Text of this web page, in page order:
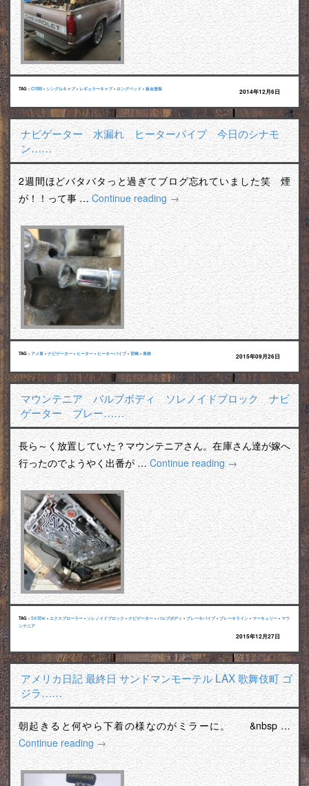
TAG : C1500 • シングルキャブ• レギュラーキャブ• ロングベッド • 板金塗装 2014年12月6日
ナビゲーター 水漏れ ヒーターパイプ 今日のシナモ
ン……
2週間ほどバタバタっと過ぎてブログ忘れていました笑 煙
が！！って事 …Continue reading→
TAG : アメ車 • ナビゲーター • ヒーター • ヒーターパイプ• 宮崎 • 車検 2015年09月26日
マウンテニア バルブボディ ソレノイドブロック ナビ
ゲーター ブレー……
長ら～く放置していた？マウンテニアさん。在庫さん達が嫁へ
行ったのでようやく出番が …Continue reading→
TAG : 5Ｒ55Ｗ • エクスプローラー • ソレノイドブロック • ナビゲーター • バルブボディ • ブレーキパイプ• ブレーキライン • マーキュリー • マウ
ンテニア
2015年12月27日
アメリカ日記 最終日 サンドマンモーテル LAX 歌舞伎町 ゴ
ジラ……
朝起きると何やら下着の様なのがミラーに。 &nbsp …
Continue reading→